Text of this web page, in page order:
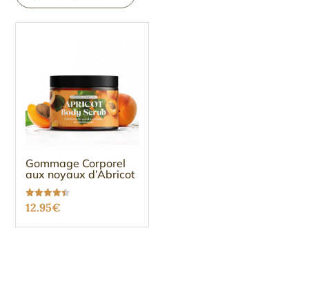
Gommage Corporel
aux noyaux d’Abricot
Note
4.38
12.95€